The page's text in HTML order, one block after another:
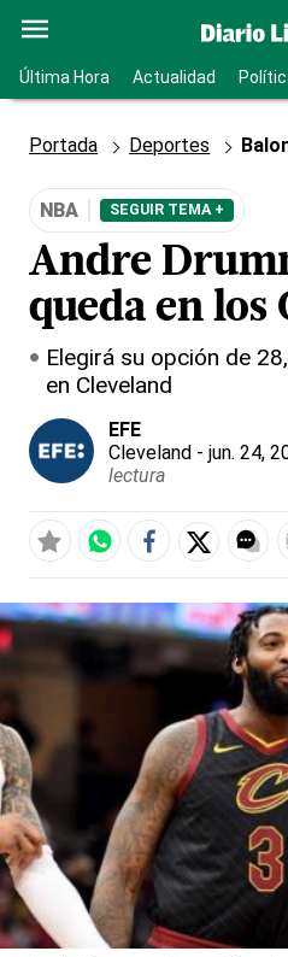
Última Hora Actualidad
Portada Deportes
NBA SEGUIR TEMA +
Andre
queda en los
Elegirá su opción de
en Cleveland
EFE
Cleveland - jun. 24,
lectura